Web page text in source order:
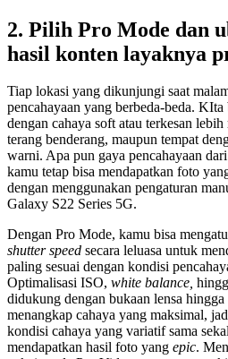
2. Pilih Pro Mode dan
hasil konten layaknya
Tiap lokasi yang dikunjungi saat
pencahayaan yang berbeda-beda.
dengan cahaya soft atau terkesan
terang benderang, maupun tempat
warni. Apa pun gaya pencahayaan
kamu tetap bisa mendapatkan foto
dengan menggunakan pengaturan
Galaxy S22 Series 5G.
Dengan Pro Mode, kamu bisa
shutter speed secara leluasa untuk
paling sesuai dengan kondisi
Optimalisasi ISO, white balance,
didukung dengan bukaan lensa
menangkap cahaya yang maksimal,
kondisi cahaya yang variatif sama
mendapatkan hasil foto yang epic.